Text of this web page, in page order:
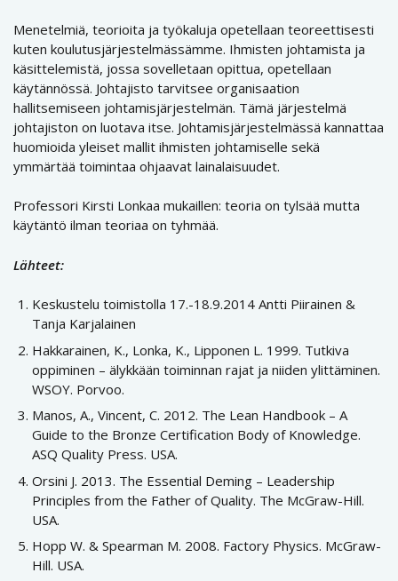
Menetelmiä, teorioita ja työkaluja opetellaan teoreettisesti
kuten koulutusjärjestelmässämme. Ihmisten johtamista ja
käsittelemistä, jossa sovelletaan opittua, opetellaan
käytännössä. Johtajisto tarvitsee organisaation
hallitsemiseen johtamisjärjestelmän. Tämä järjestelmä
johtajiston on luotava itse. Johtamisjärjestelmässä kannattaa
huomioida yleiset mallit ihmisten johtamiselle sekä
ymmärtää toimintaa ohjaavat lainalaisuudet.
Professori Kirsti Lonkaa mukaillen: teoria on tylsää mutta
käytäntö ilman teoriaa on tyhmää.
Lähteet:
Keskustelu toimistolla 17.-18.9.2014 Antti Piirainen &
Tanja Karjalainen
Hakkarainen, K., Lonka, K., Lipponen L. 1999. Tutkiva
oppiminen – älykkään toiminnan rajat ja niiden ylittäminen.
WSOY. Porvoo.
Manos, A., Vincent, C. 2012. The Lean Handbook – A
Guide to the Bronze Certification Body of Knowledge.
ASQ Quality Press. USA.
Orsini J. 2013. The Essential Deming – Leadership
Principles from the Father of Quality. The McGraw-Hill.
USA.
Hopp W. & Spearman M. 2008. Factory Physics. McGraw-
Hill. USA.